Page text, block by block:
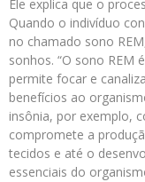
Ele explica que o
Quando o indivíduo
no chamado sono
sonhos. “O sono REM
permite focar e
benefícios ao
insônia, por exemplo,
compromete a
tecidos e até o
essenciais do